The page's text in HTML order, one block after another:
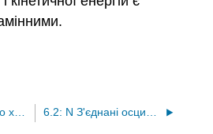
6: Від коливань до хвиль 6.2: N З'єднані осцилятори